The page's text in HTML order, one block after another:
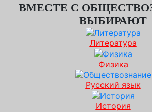
ВМЕСТЕ С
ВЫБИРАЮТ
Литература
Физика
Русский язык
История